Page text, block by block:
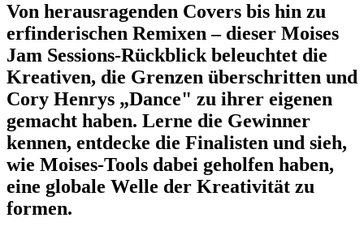
Von herausragenden Covers bis hin zu
erfinderischen Remixen – dieser Moises
Jam Sessions-Rückblick beleuchtet die
Kreativen, die Grenzen überschritten und
Cory Henrys „Dance" zu ihrer eigenen
gemacht haben. Lerne die Gewinner
kennen, entdecke die Finalisten und sieh,
wie Moises-Tools dabei geholfen haben,
eine globale Welle der Kreativität zu
formen.